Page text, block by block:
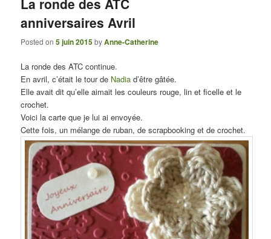
La ronde des ATC
anniversaires Avril
Posted on5 juin 2015byAnne-Catherine
La ronde des ATC continue.
En avril, c’était le tour de Nadia d’être gâtée.
Elle avait dit qu’elle aimait les couleurs rouge, lin et ficelle et le
crochet.
Voici la carte que je lui ai envoyée.
Cette fois, un mélange de ruban, de scrapbooking et de crochet.